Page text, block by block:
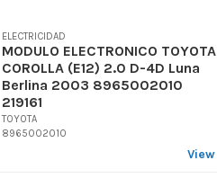
ELECTRICIDAD
MODULO ELECTRONICO TOYOTA
COROLLA (E12) 2.0 D-4D Luna
Berlina 2003 8965002010
219161
TOYOTA
8965002010
View